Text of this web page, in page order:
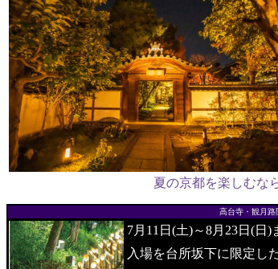
夏の京都を楽しむな
高台寺・観月路
7月11日(土)～8月23日(日)
入場を台所坂下に限定し